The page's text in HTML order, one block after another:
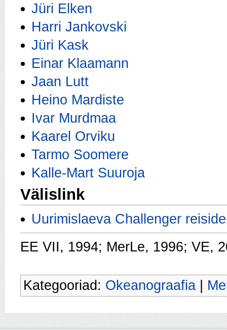
Jüri Elken
Harri Jankovski
Jüri Kask
Einar Klaamann
Jaan Lutt
Heino Mardiste
Ivar Murdmaa
Kaarel Orviku
Tarmo Soomere
Kalle-Mart Suuroja
Välislink
Uurimislaeva Challenger
EE VII, 1994; MerLe, 1996; VE,
Kategooriad: Okeanograafia